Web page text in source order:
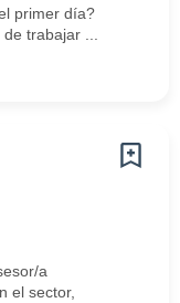
primer día?
trabajar ...
a
el sector,